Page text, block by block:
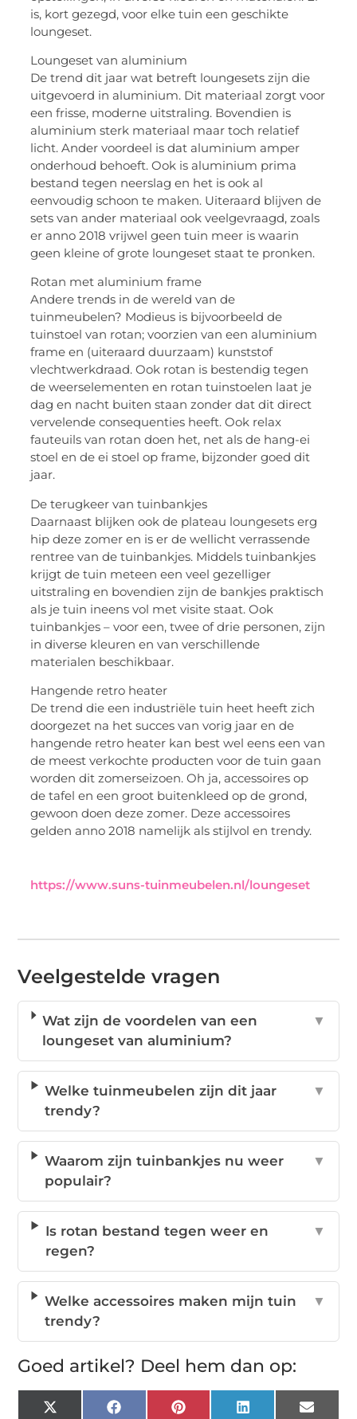
is, kort gezegd, voor elke tuin een geschikte
loungeset.
Loungeset van aluminium
De trend dit jaar wat betreft loungesets zijn die
uitgevoerd in aluminium. Dit materiaal zorgt voor
een frisse, moderne uitstraling. Bovendien is
aluminium sterk materiaal maar toch relatief
licht. Ander voordeel is dat aluminium amper
onderhoud behoeft. Ook is aluminium prima
bestand tegen neerslag en het is ook al
eenvoudig schoon te maken. Uiteraard blijven de
sets van ander materiaal ook veelgevraagd, zoals
er anno 2018 vrijwel geen tuin meer is waarin
geen kleine of grote loungeset staat te pronken.
Rotan met aluminium frame
Andere trends in de wereld van de
tuinmeubelen? Modieus is bijvoorbeeld de
tuinstoel van rotan; voorzien van een aluminium
frame en (uiteraard duurzaam) kunststof
vlechtwerkdraad. Ook rotan is bestendig tegen
de weerselementen en rotan tuinstoelen laat je
dag en nacht buiten staan zonder dat dit direct
vervelende consequenties heeft. Ook relax
fauteuils van rotan doen het, net als de hang-ei
stoel en de ei stoel op frame, bijzonder goed dit
jaar.
De terugkeer van tuinbankjes
Daarnaast blijken ook de plateau loungesets erg
hip deze zomer en is er de wellicht verrassende
rentree van de tuinbankjes. Middels tuinbankjes
krijgt de tuin meteen een veel gezelliger
uitstraling en bovendien zijn de bankjes praktisch
als je tuin ineens vol met visite staat. Ook
tuinbankjes – voor een, twee of drie personen, zijn
in diverse kleuren en van verschillende
materialen beschikbaar.
Hangende retro heater
De trend die een industriële tuin heet heeft zich
doorgezet na het succes van vorig jaar en de
hangende retro heater kan best wel eens een van
de meest verkochte producten voor de tuin gaan
worden dit zomerseizoen. Oh ja, accessoires op
de tafel en een groot buitenkleed op de grond,
gewoon doen deze zomer. Deze accessoires
gelden anno 2018 namelijk als stijlvol en trendy.
https://www.suns-tuinmeubelen.nl/loungeset
Veelgestelde vragen
Wat zijn de voordelen van een
loungeset van aluminium?
▼
Welke tuinmeubelen zijn dit jaar
trendy?
▼
Waarom zijn tuinbankjes nu weer
populair?
▼
Is rotan bestand tegen weer en
regen?
▼
Welke accessoires maken mijn tuin
trendy?
▼
Goed artikel? Deel hem dan op:
X
FacebookPinterestLinkedInEmail